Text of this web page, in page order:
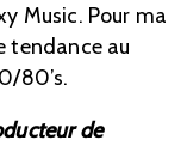
Music. Pour ma
tendance au
80’s.
de